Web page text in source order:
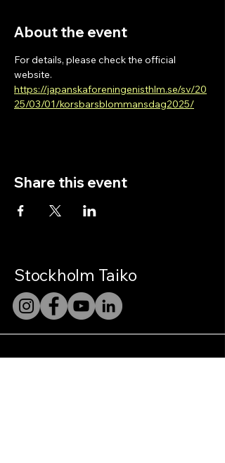
About the event
For details, please check the official
website.
https://japanskaforeningenisthlm.se/sv/20
25/03/01/korsbarsblommansdag2025/
Share this event
Stockholm Taiko
Stockholm Taiko is a performing group